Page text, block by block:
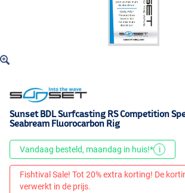
Sunset BDL Surfcasting RS Competition
Seabream Fluorocarbon Rig
Vandaag besteld, maandag in huis!* i
Fishtival Sale! Tot 20% extra korting! De
verwerkt in de prijs.